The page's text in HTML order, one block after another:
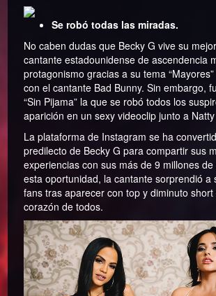
Se robó todas las miradas.
No caben dudas que Becky G vive su
cantante estadounidense de ascendencia
protagonismo gracias a su tema
con el cantante Bad Bunny. Sin embargo,
“Sin Pijama” la que se robó todos los
aparición en un sexy videoclip junto a
La plataforma de Instagram se ha
predilecto de Becky G para compartir sus
experiencias con sus más de 9 millones
esta oportunidad, la cantante sorprendió a
fans tras aparecer con top y diminuto
corazón de todos.